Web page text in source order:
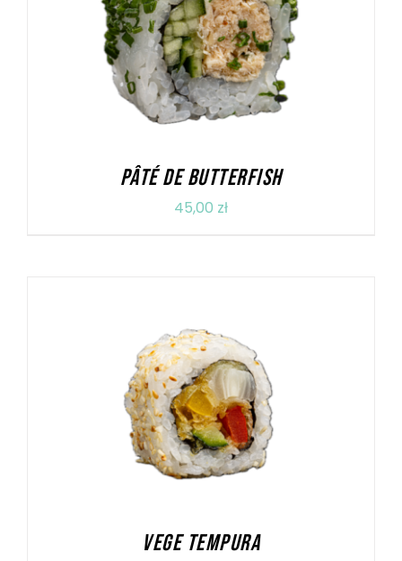
DODAJ DO KOSZYKA / SZCZEGÓŁY
PÂTÉ DE BUTTERFISH
45,00 zł
DODAJ DO KOSZYKA / SZCZEGÓŁY
VEGE TEMPURA